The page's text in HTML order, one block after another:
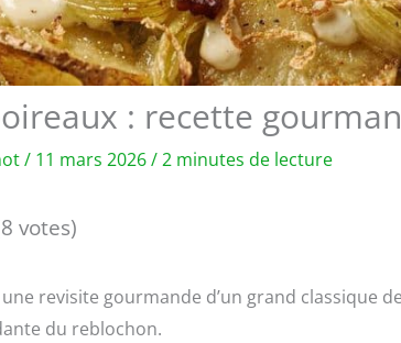
: recette
/ 11 mars 2026/2 minutes de lecture
votes)
revisite gourmande d’un grand classique
du reblochon.